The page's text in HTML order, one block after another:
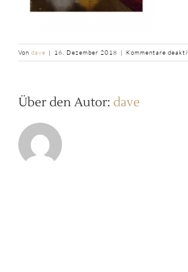
Von dave | 16. Dezember 2018 | Kommentare
Über den Autor: dave